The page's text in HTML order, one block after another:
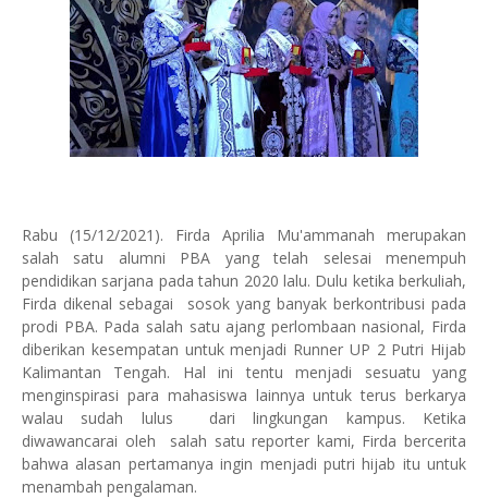
Rabu (15/12/2021). Firda Aprilia Mu'ammanah merupakan
salah satu alumni PBA yang telah selesai menempuh
pendidikan sarjana pada tahun 2020 lalu. Dulu ketika berkuliah,
Firda dikenal sebagai sosok yang banyak berkontribusi pada
prodi PBA. Pada salah satu ajang perlombaan nasional, Firda
diberikan kesempatan untuk menjadi Runner UP 2 Putri Hijab
Kalimantan Tengah. Hal ini tentu menjadi sesuatu yang
menginspirasi para mahasiswa lainnya untuk terus berkarya
walau sudah lulus dari lingkungan kampus. Ketika
diwawancarai oleh salah satu reporter kami, Firda bercerita
bahwa alasan pertamanya ingin menjadi putri hijab itu untuk
menambah pengalaman.